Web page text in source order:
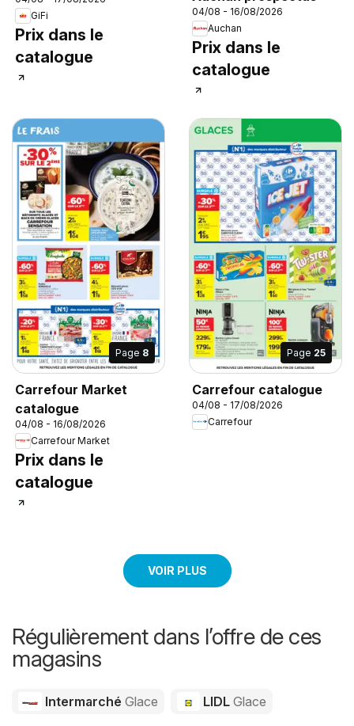
GiFi
Prix dans le
catalogue
04/08 - 16/08/2026
Auchan
Prix dans le
catalogue
Page 8
Carrefour Market
catalogue
04/08 - 16/08/2026
Carrefour Market
Prix dans le
catalogue
Page 25
Carrefour catalogue
04/08 - 17/08/2026
Carrefour
VOIR PLUS
Régulièrement dans l’offre de ces
magasins
Intermarché Glace LIDLGlace